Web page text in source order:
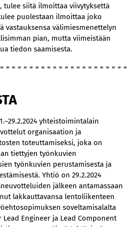
tulee siitä ilmoittaa viivytyksettä
puolestaan ilmoittaa joko
vastauksensa välimiesmenettelyn
pian, mutta viimeistään
tiedon saamisesta.
= = = = = = = = = = = = = = = = = = = = =
yhteistoimintalain
organisaation ja
toteuttamiseksi, joka on
tiettyjen työnkuvien
työnkuvien perustamisesta ja
Yhtiö on 29.2.2024
jälkeen antamassaan
lakkauttavansa lentoliikenteen
soveltamisalalta
Lead Engineer ja Lead Component